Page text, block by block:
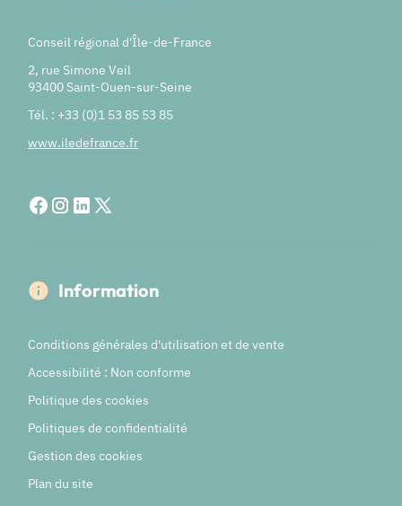
Conseil régional d'Île-de-France
2, rue Simone Veil
93400 Saint-Ouen-sur-Seine
Tél. : +33 (0)1 53 85 53 85
www.iledefrance.fr
Information
Conditions générales d'utilisation et de vente
Accessibilité : Non conforme
Politique des cookies
Politiques de confidentialité
Gestion des cookies
Plan du site